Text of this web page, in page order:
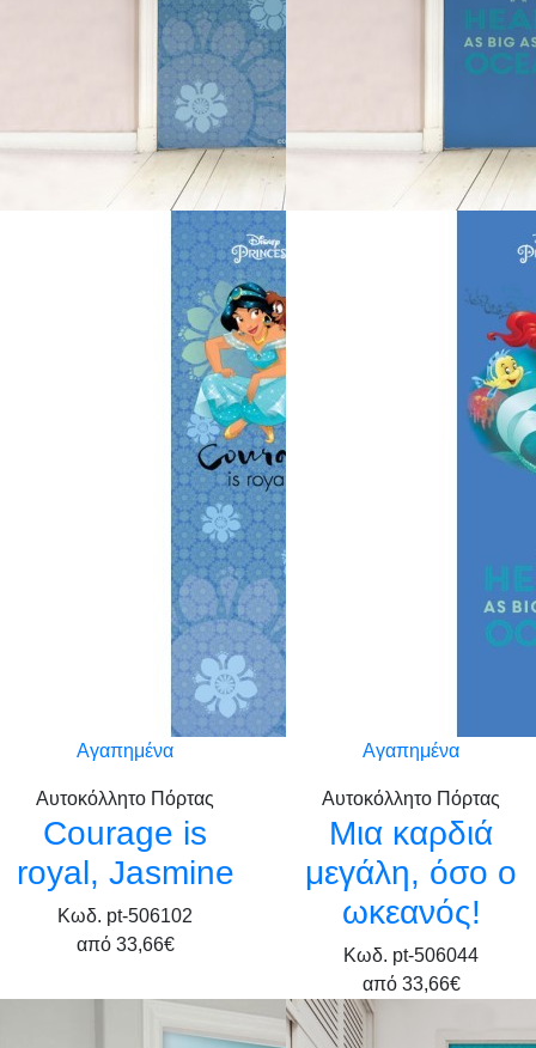
Αγαπημένα
Αυτοκόλλητο Πόρτας
Courage is
royal, Jasmine
Κωδ. pt-506102
από 33,66€
Αγαπημένα
Αυτοκόλλητο Πόρτας
Μια καρδιά
μεγάλη, όσο ο
ωκεανός!
Κωδ. pt-506044
από 33,66€